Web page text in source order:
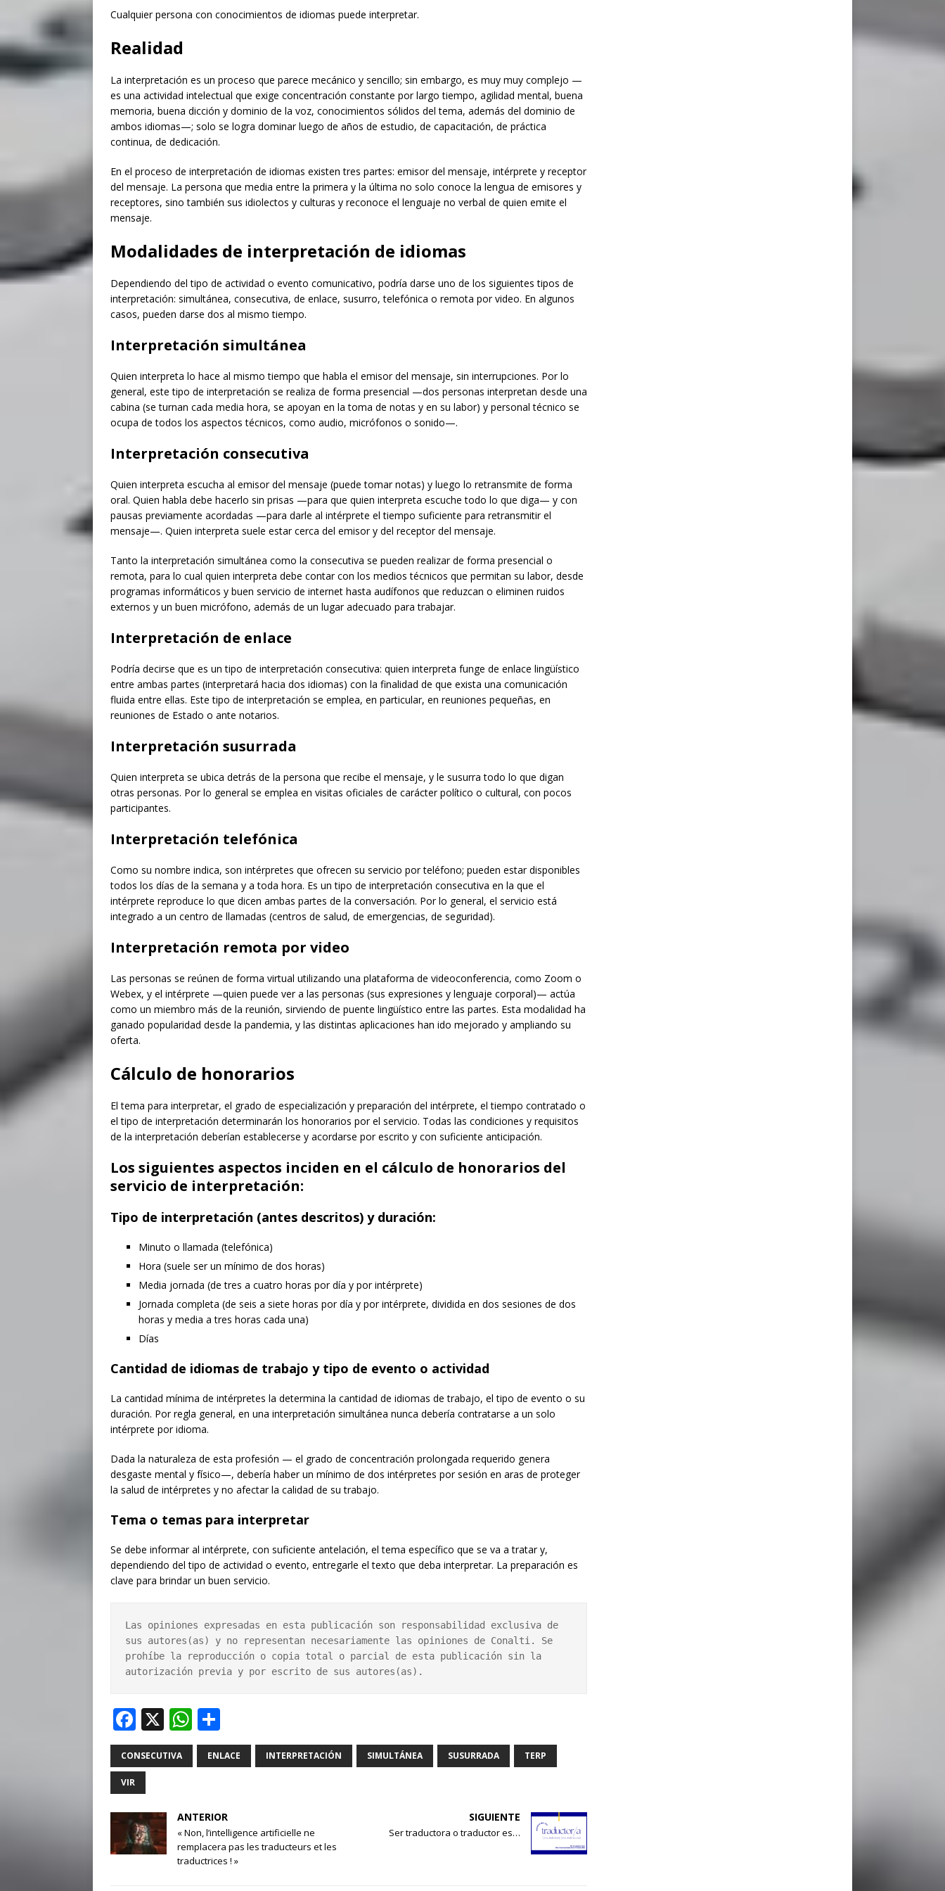
Cualquier persona con conocimientos de idiomas puede interpretar.
Realidad
La interpretación es un proceso que parece mecánico y sencillo; sin embargo, es muy muy complejo —
es una actividad intelectual que exige concentración constante por largo tiempo, agilidad mental, buena
memoria, buena dicción y dominio de la voz, conocimientos sólidos del tema, además del dominio de
ambos idiomas—; solo se logra dominar luego de años de estudio, de capacitación, de práctica
continua, de dedicación.
En el proceso de interpretación de idiomas existen tres partes: emisor del mensaje, intérprete y receptor
del mensaje. La persona que media entre la primera y la última no solo conoce la lengua de emisores y
receptores, sino también sus idiolectos y culturas y reconoce el lenguaje no verbal de quien emite el
mensaje.
Modalidades de interpretación de idiomas
Dependiendo del tipo de actividad o evento comunicativo, podría darse uno de los siguientes tipos de
interpretación: simultánea, consecutiva, de enlace, susurro, telefónica o remota por video. En algunos
casos, pueden darse dos al mismo tiempo.
Interpretación simultánea
Quien interpreta lo hace al mismo tiempo que habla el emisor del mensaje, sin interrupciones. Por lo
general, este tipo de interpretación se realiza de forma presencial —dos personas interpretan desde una
cabina (se turnan cada media hora, se apoyan en la toma de notas y en su labor) y personal técnico se
ocupa de todos los aspectos técnicos, como audio, micrófonos o sonido—.
Interpretación consecutiva
Quien interpreta escucha al emisor del mensaje (puede tomar notas) y luego lo retransmite de forma
oral. Quien habla debe hacerlo sin prisas —para que quien interpreta escuche todo lo que diga— y con
pausas previamente acordadas —para darle al intérprete el tiempo suficiente para retransmitir el
mensaje—. Quien interpreta suele estar cerca del emisor y del receptor del mensaje.
Tanto la interpretación simultánea como la consecutiva se pueden realizar de forma presencial o
remota, para lo cual quien interpreta debe contar con los medios técnicos que permitan su labor, desde
programas informáticos y buen servicio de internet hasta audífonos que reduzcan o eliminen ruidos
externos y un buen micrófono, además de un lugar adecuado para trabajar.
Interpretación de enlace
Podría decirse que es un tipo de interpretación consecutiva: quien interpreta funge de enlace lingüístico
entre ambas partes (interpretará hacia dos idiomas) con la finalidad de que exista una comunicación
fluida entre ellas. Este tipo de interpretación se emplea, en particular, en reuniones pequeñas, en
reuniones de Estado o ante notarios.
Interpretación susurrada
Quien interpreta se ubica detrás de la persona que recibe el mensaje, y le susurra todo lo que digan
otras personas. Por lo general se emplea en visitas oficiales de carácter político o cultural, con pocos
participantes.
Interpretación telefónica
Como su nombre indica, son intérpretes que ofrecen su servicio por teléfono; pueden estar disponibles
todos los días de la semana y a toda hora. Es un tipo de interpretación consecutiva en la que el
intérprete reproduce lo que dicen ambas partes de la conversación. Por lo general, el servicio está
integrado a un centro de llamadas (centros de salud, de emergencias, de seguridad).
Interpretación remota por video
Las personas se reúnen de forma virtual utilizando una plataforma de videoconferencia, como Zoom o
Webex, y el intérprete —quien puede ver a las personas (sus expresiones y lenguaje corporal)— actúa
como un miembro más de la reunión, sirviendo de puente lingüístico entre las partes. Esta modalidad ha
ganado popularidad desde la pandemia, y las distintas aplicaciones han ido mejorado y ampliando su
oferta.
Cálculo de honorarios
El tema para interpretar, el grado de especialización y preparación del intérprete, el tiempo contratado o
el tipo de interpretación determinarán los honorarios por el servicio. Todas las condiciones y requisitos
de la interpretación deberían establecerse y acordarse por escrito y con suficiente anticipación.
Los siguientes aspectos inciden en el cálculo de honorarios del
servicio de interpretación:
Tipo de interpretación (antes descritos) y duración:
Minuto o llamada (telefónica)
Hora (suele ser un mínimo de dos horas)
Media jornada (de tres a cuatro horas por día y por intérprete)
Jornada completa (de seis a siete horas por día y por intérprete, dividida en dos sesiones de dos
horas y media a tres horas cada una)
Días
Cantidad de idiomas de trabajo y tipo de evento o actividad
La cantidad mínima de intérpretes la determina la cantidad de idiomas de trabajo, el tipo de evento o su
duración. Por regla general, en una interpretación simultánea nunca debería contratarse a un solo
intérprete por idioma.
Dada la naturaleza de esta profesión — el grado de concentración prolongada requerido genera
desgaste mental y físico—, debería haber un mínimo de dos intérpretes por sesión en aras de proteger
la salud de intérpretes y no afectar la calidad de su trabajo.
Tema o temas para interpretar
Se debe informar al intérprete, con suficiente antelación, el tema específico que se va a tratar y,
dependiendo del tipo de actividad o evento, entregarle el texto que deba interpretar. La preparación es
clave para brindar un buen servicio.
Las opiniones expresadas en esta publicación son responsabilidad exclusiva de
sus autores(as) y no representan necesariamente las opiniones de Conalti. Se
prohíbe la reproducción o copia total o parcial de esta publicación sin la
autorización previa y por escrito de sus autores(as).
F
a
c
e
b
o
o
X W
h
at
A
p
p
h
ar
CONSECUTIVA ENLACE INTERPRETACIÓN SIMULTÁNEA SUSURRADA TERP
VIR
ANTERIOR
« Non, l’intelligence artificielle ne
remplacera pas les traducteurs et les
traductrices ! »
SIGUIENTE
Ser traductora o traductor es…